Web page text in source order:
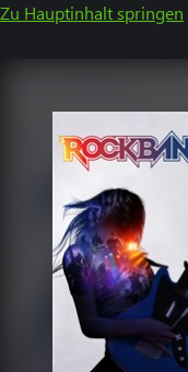
Zu Hauptinhalt springen